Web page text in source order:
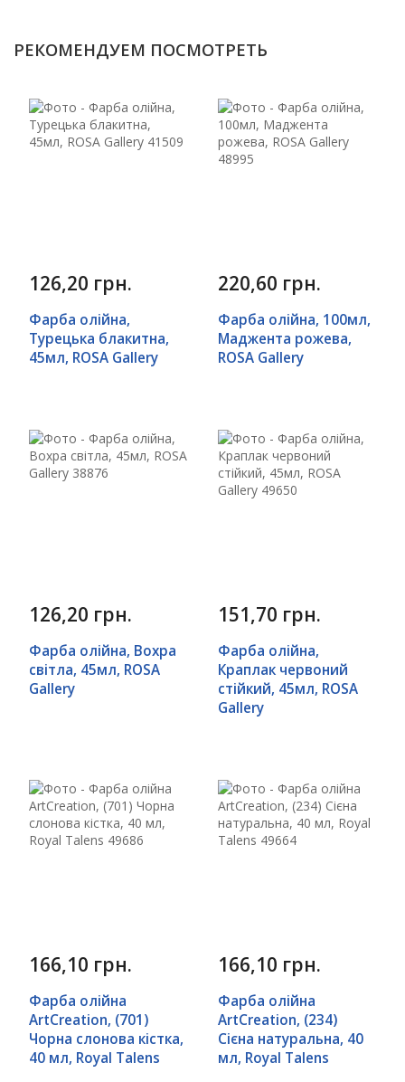
РЕКОМЕНДУЕМ ПОСМОТРЕТЬ
126,20 грн.
Фарба олійна,
Турецька блакитна,
45мл, ROSA Gallery
220,60 грн.
Фарба олійна, 100мл,
Маджента рожева,
ROSA Gallery
126,20 грн.
Фарба олійна, Вохра
світла, 45мл, ROSA
Gallery
151,70 грн.
Фарба олійна,
Краплак червоний
стійкий, 45мл, ROSA
Gallery
166,10 грн.
Фарба олійна
ArtCreation, (701)
Чорна слонова кістка,
40 мл, Royal Talens
166,10 грн.
Фарба олійна
ArtCreation, (234)
Сієна натуральна, 40
мл, Royal Talens